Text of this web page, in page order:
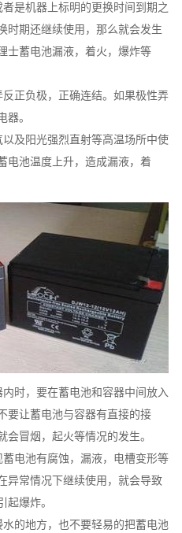
是机器上标明的更换时间到期之
时期还继续使用，那么就会发生
士蓄电池漏液，着火，爆炸等
正负极，正确连结。如果极性弄
器。
及阳光强烈直射等高温场所中使
电池温度上升，造成漏液，着
时，要在蓄电池和容器中间放入
要让蓄电池与容器有直接的接
冒烟，起火等情况的发生。
电池有腐蚀，漏液，电槽变形等
异常情况下继续使用，就会导致
起爆炸。
的地方，也不要轻易的把蓄电池